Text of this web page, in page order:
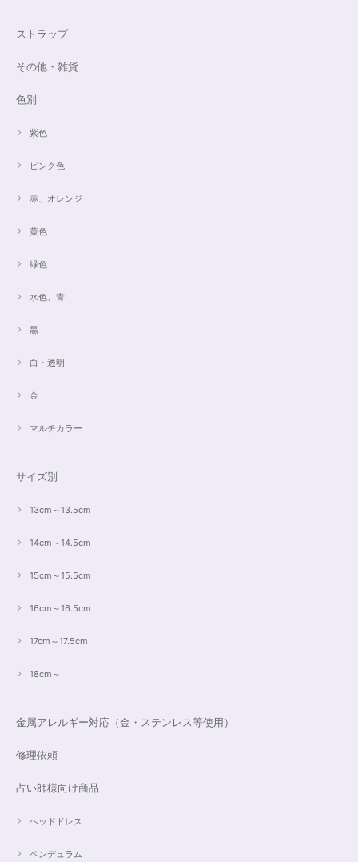
ストラップ
その他・雑貨
色別
紫色
ピンク色
赤、オレンジ
黄色
緑色
水色、青
黒
白・透明
金
マルチカラー
サイズ別
13cm～13.5cm
14cm～14.5cm
15cm～15.5cm
16cm～16.5cm
17cm～17.5cm
18cm～
金属アレルギー対応（金・ステンレス等使用）
修理依頼
占い師様向け商品
ヘッドドレス
ペンデュラム